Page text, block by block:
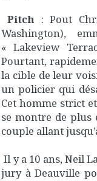
Pitch : Pout
Washington),
« Lakeview
Pourtant,
la cible de leur
un policier qui
Cet homme strict
se montre de plus
couple allant
Il y a 10 ans, Neil
jury à Deauville